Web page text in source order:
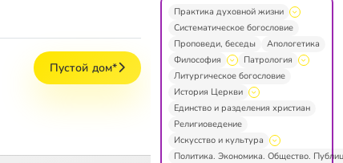
Пустой дом*
Практика духовной жизни
Систематическое богословие
Проповеди, беседы
Апологетика
Философия
Патрология
Литургическое богословие
История Церкви
Единство и разделения христиан
Религиоведение
Искусство и культура
Политика. Экономика. Общество.